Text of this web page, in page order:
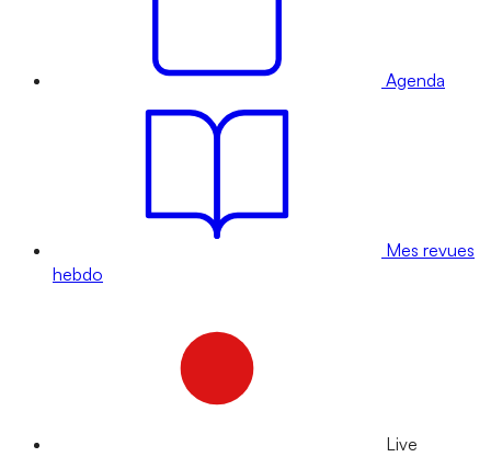
Agenda
Mes revues
hebdo
Live